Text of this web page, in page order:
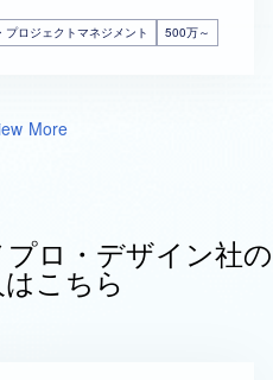
プロジェクトマネジメント 500万～
More
ロ・デザイン社の
こちら